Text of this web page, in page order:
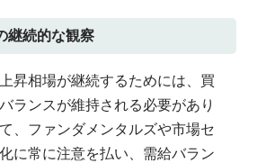
継続的な観察
昇相場が継続するためには、買
ランスが維持される必要があり
、ファンダメンタルズや市場セ
に常に注意を払い、需給バラン